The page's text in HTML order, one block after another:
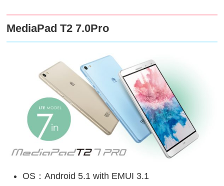
MediaPad T2 7.0Pro
OS：Android 5.1 with EMUI 3.1